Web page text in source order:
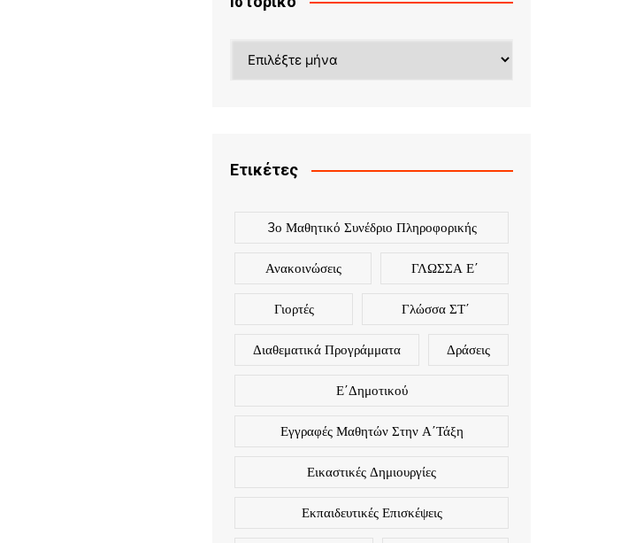
Ετικέτες
3ο Μαθητικό Συνέδριο Πληροφορικής
Ανακοινώσεις ΓΛΩΣΣΑ Ε΄
Γιορτές Γλώσσα ΣΤ΄
Διαθεματικά Προγράμματα Δράσεις
Ε΄Δημοτικού
Εγγραφές Μαθητών Στην Α΄τάξη
Εικαστικές Δημιουργίες
Εκπαιδευτικές Επισκέψεις